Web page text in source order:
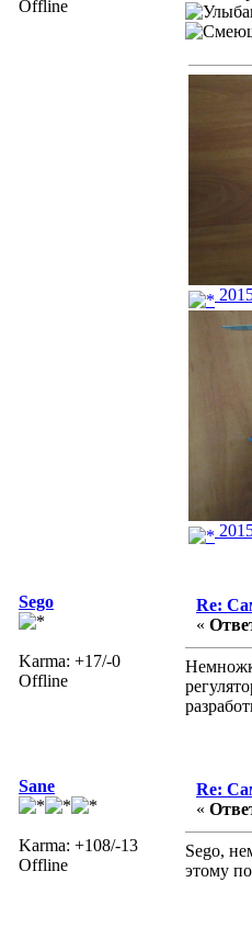
Offline
Sego
Karma: +17/-0
Offline
Re:
«
Sane
Karma: +108/-13
Offline
Re:
«
Sego,
этому